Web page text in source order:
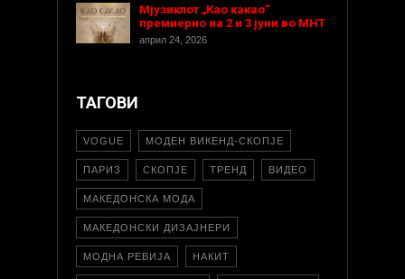
Мјузиклот „Као какао“
премиерно на 2 и 3 јуни во МНТ
април 24, 2026
ТАГОВИ
VOGUE МОДЕН ВИКЕНД-СКОПЈЕ
ПАРИЗ СКОПЈЕ ТРЕНД ВИДЕО
МАКЕДОНСКА МОДА
МАКЕДОНСКИ ДИЗАЈНЕРИ
МОДНА РЕВИЈА НАКИТ